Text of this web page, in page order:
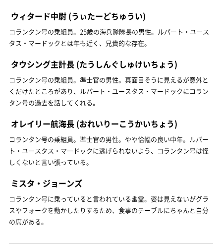
ウィタード中尉 (うぃたーどちゅうい)
コランタン号の乗組員。25歳の海兵隊隊長の男性。ルパート・ユース
タス・マードックとは年も近く、兄貴的な存在。
タウシング主計長 (たうしんぐしゅけいちょう)
コランタン号の乗組員。準士官の男性。真面目そうに見えるが意外と
くだけたところがあり、ルパート・ユースタス・マードックにコラン
タン号の過去を話してくれる。
オレイリー航海長 (おれいりーこうかいちょう)
コランタン号の乗組員。準士官の男性。やや恰幅の良い中年。ルパー
ト・ユースタス・マードックに逃げられないよう、コランタン号は怪
しくないと言い張っている。
ミスタ・ジョーンズ
コランタン号に乗っていると言われている幽霊。姿は見えないがグラ
スやフォークを動かしたりするため、食事のテーブルにちゃんと自分
の席がある。